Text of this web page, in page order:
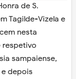
de S.
Tagilde-Vizela e
nesta
respetivo
sampaiense,
depois